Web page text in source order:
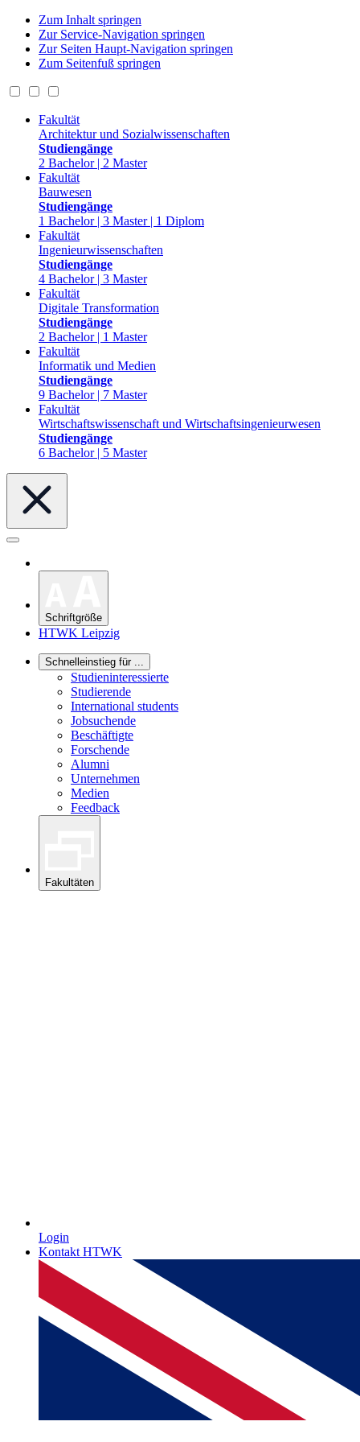
Zum Inhalt springen
Zur Service-Navigation springen
Zur Seiten Haupt-Navigation springen
Zum Seitenfuß springen
Fakultät
Architektur und Sozialwissenschaften
Studiengänge
2 Bachelor | 2 Master
Fakultät
Bauwesen
Studiengänge
1 Bachelor | 3 Master | 1 Diplom
Fakultät
Ingenieurwissenschaften
Studiengänge
4 Bachelor | 3 Master
Fakultät
Digitale Transformation
Studiengänge
2 Bachelor | 1 Master
Fakultät
Informatik und Medien
Studiengänge
9 Bachelor | 7 Master
Fakultät
Wirtschaftswissenschaft und Wirtschaftsingenieurwesen
Studiengänge
6 Bachelor | 5 Master
Schriftgröße
HTWK Leipzig
Schnelleinstieg für ...
Studieninteressierte
Studierende
International students
Jobsuchende
Beschäftigte
Forschende
Alumni
Unternehmen
Medien
Feedback
Fakultäten
Login
Kontakt HTWK